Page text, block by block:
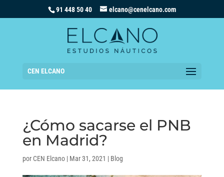
91 448 50 40 elcano@cenelcano.com
CEN ELCANO
¿Cómo sacarse el PNB
en Madrid?
por CEN Elcano| Mar 31, 2021 | Blog